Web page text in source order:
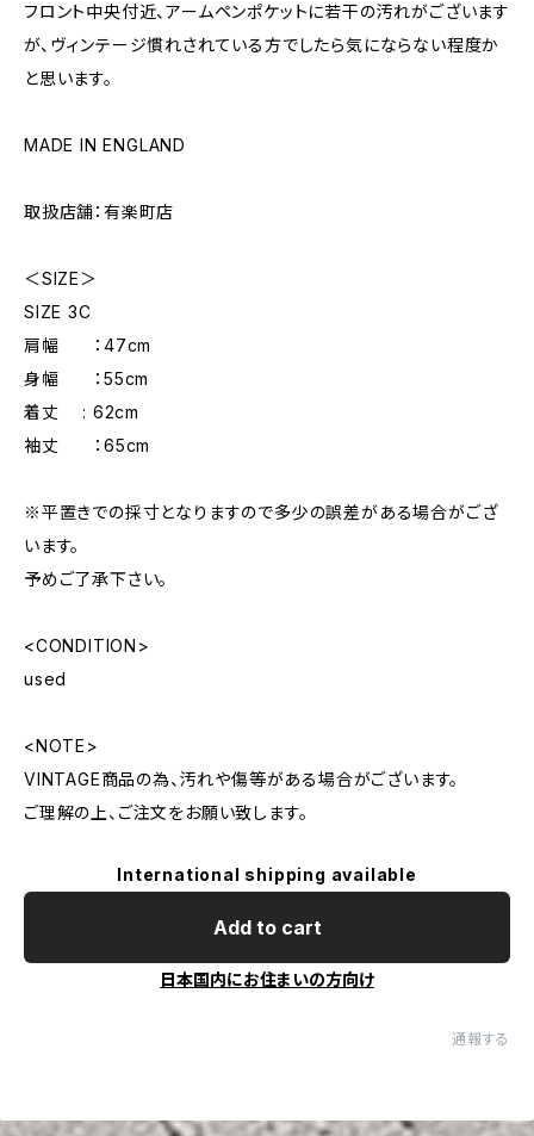
フロント中央付近、アームペンポケットに若干の汚れがございます
が、ヴィンテージ慣れされている方でしたら気にならない程度か
と思います。
MADE IN ENGLAND
取扱店舗：有楽町店
＜SIZE＞
SIZE 3C
肩幅 ：47cm
身幅 ：55cm
着丈 : 62cm
袖丈 ：65cm
※平置きでの採寸となりますので多少の誤差がある場合がござ
います。
予めご了承下さい。
<CONDITION>
used
<NOTE>
VINTAGE商品の為、汚れや傷等がある場合がございます。
ご理解の上、ご注文をお願い致します。
International shipping available
Add to cart
日本国内にお住まいの方向け
通報する